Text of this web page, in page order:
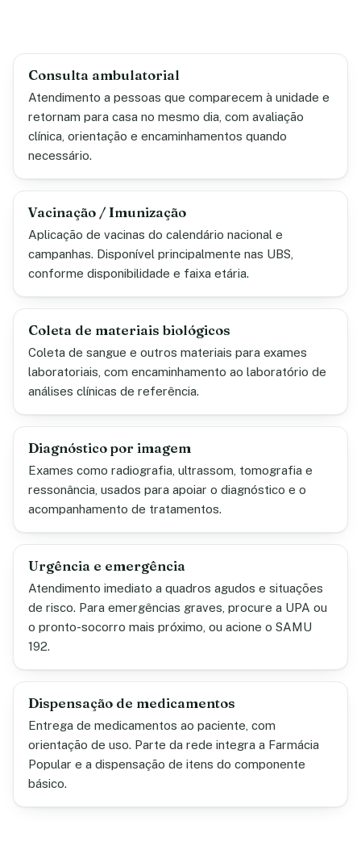
Consulta ambulatorial
Atendimento a pessoas que comparecem à unidade e
retornam para casa no mesmo dia, com avaliação
clínica, orientação e encaminhamentos quando
necessário.
Vacinação / Imunização
Aplicação de vacinas do calendário nacional e
campanhas. Disponível principalmente nas UBS,
conforme disponibilidade e faixa etária.
Coleta de materiais biológicos
Coleta de sangue e outros materiais para exames
laboratoriais, com encaminhamento ao laboratório de
análises clínicas de referência.
Diagnóstico por imagem
Exames como radiografia, ultrassom, tomografia e
ressonância, usados para apoiar o diagnóstico e o
acompanhamento de tratamentos.
Urgência e emergência
Atendimento imediato a quadros agudos e situações
de risco. Para emergências graves, procure a UPA ou
o pronto-socorro mais próximo, ou acione o SAMU
192.
Dispensação de medicamentos
Entrega de medicamentos ao paciente, com
orientação de uso. Parte da rede integra a Farmácia
Popular e a dispensação de itens do componente
básico.